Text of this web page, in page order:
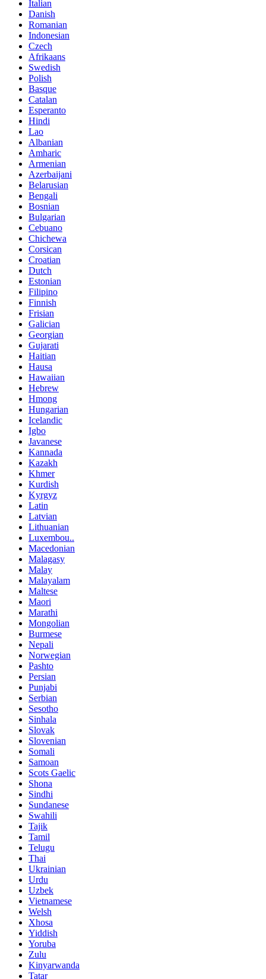
Italian
Danish
Romanian
Indonesian
Czech
Afrikaans
Swedish
Polish
Basque
Catalan
Esperanto
Hindi
Lao
Albanian
Amharic
Armenian
Azerbaijani
Belarusian
Bengali
Bosnian
Bulgarian
Cebuano
Chichewa
Corsican
Croatian
Dutch
Estonian
Filipino
Finnish
Frisian
Galician
Georgian
Gujarati
Haitian
Hausa
Hawaiian
Hebrew
Hmong
Hungarian
Icelandic
Igbo
Javanese
Kannada
Kazakh
Khmer
Kurdish
Kyrgyz
Latin
Latvian
Lithuanian
Luxembou..
Macedonian
Malagasy
Malay
Malayalam
Maltese
Maori
Marathi
Mongolian
Burmese
Nepali
Norwegian
Pashto
Persian
Punjabi
Serbian
Sesotho
Sinhala
Slovak
Slovenian
Somali
Samoan
Scots Gaelic
Shona
Sindhi
Sundanese
Swahili
Tajik
Tamil
Telugu
Thai
Ukrainian
Urdu
Uzbek
Vietnamese
Welsh
Xhosa
Yiddish
Yoruba
Zulu
Kinyarwanda
Tatar